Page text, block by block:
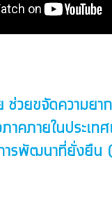
ช่วยขจัดความ
ภายในประเท
การพัฒนาที่ยั่ง